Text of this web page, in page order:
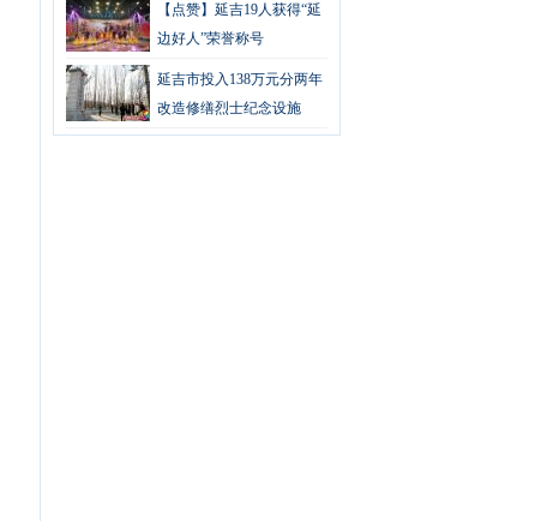
【点赞】延吉19人获得“延
边好人”荣誉称号
延吉市投入138万元分两年
改造修缮烈士纪念设施